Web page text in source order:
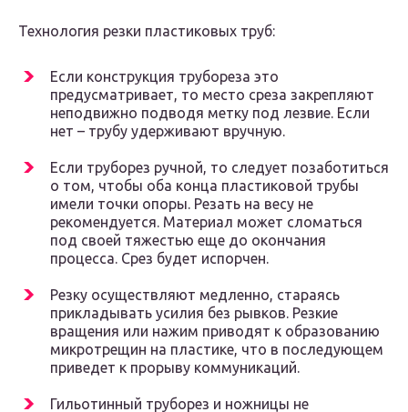
Технология резки пластиковых труб:
Если конструкция трубореза это
предусматривает, то место среза закрепляют
неподвижно подводя метку под лезвие. Если
нет – трубу удерживают вручную.
Если труборез ручной, то следует позаботиться
о том, чтобы оба конца пластиковой трубы
имели точки опоры. Резать на весу не
рекомендуется. Материал может сломаться
под своей тяжестью еще до окончания
процесса. Срез будет испорчен.
Резку осуществляют медленно, стараясь
прикладывать усилия без рывков. Резкие
вращения или нажим приводят к образованию
микротрещин на пластике, что в последующем
приведет к прорыву коммуникаций.
Гильотинный труборез и ножницы не